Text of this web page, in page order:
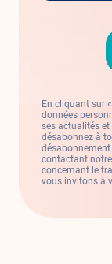
En cliquant sur
données
ses actualités
désabonnez à
contactant
concernant le
vous invitons à